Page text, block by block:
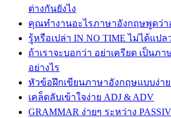
ต่างกันยังไง
คุณทำงานอะไรภาษาอังกฤษพูดว่า
รู้หรือเปล่า IN NO TIME ไม่ได้แปล
ถ้าเราจะบอกว่า อย่าเครียด เป็นภ
อย่างไร
หัวข้อฝึกเขียนภาษาอังกฤษแบบง่า
เคล็ดลับเข้าใจง่าย ADJ & ADV
GRAMMAR ง่ายๆ ระหว่าง